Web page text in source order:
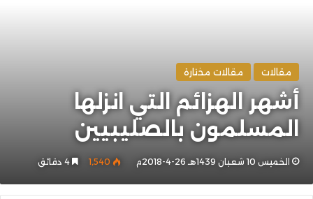
مقالات مقالات مختارة
أشهر الهزائم التي انزلها
المسلمون بالصليبيين
الخميس 10 شعبان 1439هـ 26-4-2018م 1٬540